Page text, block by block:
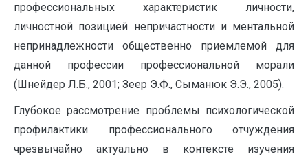
профессиональных характеристик личности,
личностной позицией непричастности и ментальной
непринадлежности общественно приемлемой для
данной профессии профессиональной морали
(Шнейдер Л.Б., 2001; Зеер Э.Ф., Сыманюк Э.Э., 2005).
Глубокое рассмотрение проблемы психологической
профилактики профессионального отчуждения
чрезвычайно актуально в контексте изучения